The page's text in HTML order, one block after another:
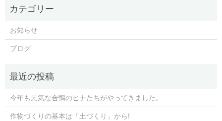
お知らせ
ブログ
今年も元気な合鴨のヒナたちがやってきました。
作物づくりの基本は「土づくり」から!